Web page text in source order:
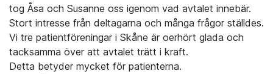
tog Åsa och Susanne oss igenom vad avtalet innebär.
Stort intresse från deltagarna och många frågor ställdes.
Vi tre patientföreningar i Skåne är oerhört glada och
tacksamma över att avtalet trätt i kraft.
Detta betyder mycket för patienterna.